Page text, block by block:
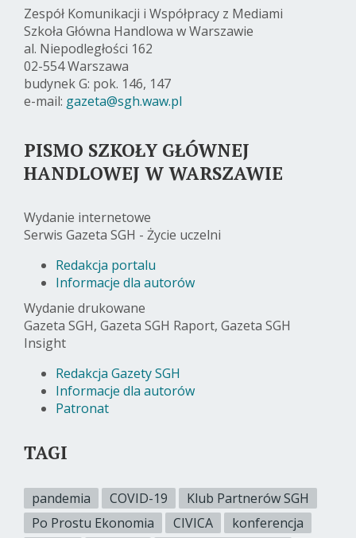
Zespół Komunikacji i Współpracy z Mediami
Szkoła Główna Handlowa w Warszawie
al. Niepodległości 162
02-554 Warszawa
budynek G: pok. 146, 147
e-mail: gazeta@sgh.waw.pl
PISMO SZKOŁY GŁÓWNEJ
HANDLOWEJ W WARSZAWIE
Wydanie internetowe
Serwis Gazeta SGH - Życie uczelni
Redakcja portalu
Informacje dla autorów
Wydanie drukowane
Gazeta SGH, Gazeta SGH Raport, Gazeta SGH
Insight
Redakcja Gazety SGH
Informacje dla autorów
Patronat
TAGI
pandemia COVID-19
Klub Partnerów SGH
Po Prostu Ekonomia
CIVICA
konferencja